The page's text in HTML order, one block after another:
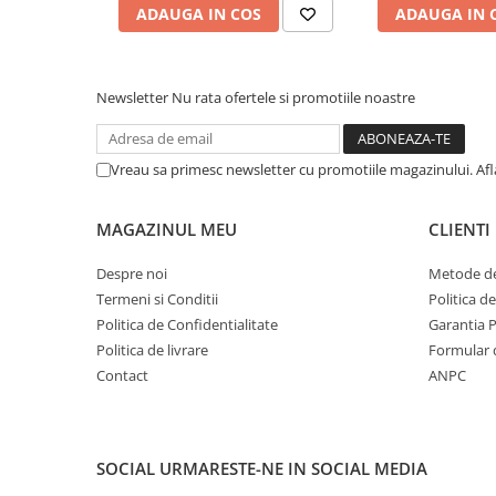
ADAUGA IN COS ADAUGA IN
Newsletter Nu rata ofertele si promotiile noastre
Vreau sa primesc newsletter cu promotiile magazinului.
MAGAZINUL MEU
Despre noi
Termeni si Conditii
Politica de Confidentialitate
Politica de livrare
Contact
CLIENTI
Metode
Politica
Garantia
Formular
ANPC
SOCIAL URMARESTE-NE IN SOCIAL MEDIA